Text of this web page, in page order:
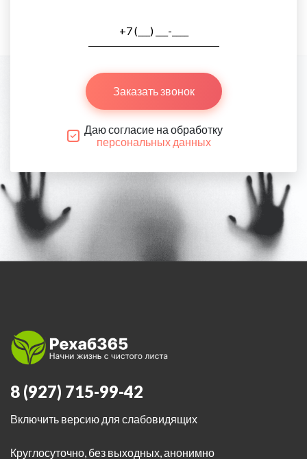
Заказать звонок
Даю согласие на обработку
персональных данных
8 (927) 715-99-42
Включить версию для слабовидящих
Круглосуточно, без выходных, анонимно